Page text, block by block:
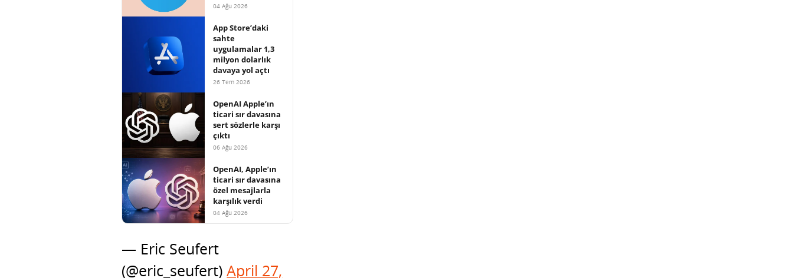
04 Ağu 2026
App Store’daki
sahte
uygulamalar 1,3
milyon dolarlık
davaya yol açtı
26 Tem 2026
OpenAI Apple’ın
ticari sır davasına
sert sözlerle karşı
çıktı
06 Ağu 2026
OpenAI, Apple’ın
ticari sır davasına
özel mesajlarla
karşılık verdi
04 Ağu 2026
— Eric Seufert
(@eric_seufert)April 27,